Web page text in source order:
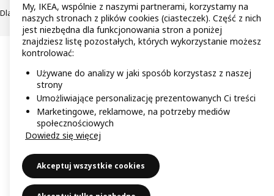
Dla akcjonariuszy IKEA Distribution
My, IKEA, wspólnie z naszymi partnerami, korzystamy na
naszych stronach z plików cookies (ciasteczek). Część z nich
jest niezbędna dla funkcjonowania stron a poniżej
znajdziesz listę pozostałych, których wykorzystanie możesz
kontrolować:
Używane do analizy w jaki sposób korzystasz z naszej
strony
Umożliwiające personalizację prezentowanych Ci treści
Marketingowe, reklamowe, na potrzeby mediów
społecznościowych
Dowiedz się więcej
Akceptuj wszystkie cookies